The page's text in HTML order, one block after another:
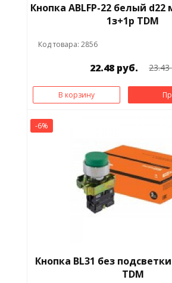
Кнопка ABLFP-22 белый
1з+1р TDM
Код товара: 2856
22.48 руб. 23.43
В корзину
-6%
Кнопка BL31 без
TDM